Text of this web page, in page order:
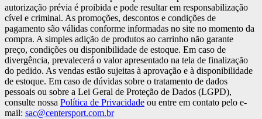
autorização prévia é proibida e pode resultar em responsabilização
cível e criminal. As promoções, descontos e condições de
pagamento são válidas conforme informadas no site no momento da
compra. A simples adição de produtos ao carrinho não garante
preço, condições ou disponibilidade de estoque. Em caso de
divergência, prevalecerá o valor apresentado na tela de finalização
do pedido. As vendas estão sujeitas à aprovação e à disponibilidade
de estoque. Em caso de dúvidas sobre o tratamento de dados
pessoais ou sobre a Lei Geral de Proteção de Dados (LGPD),
consulte nossa Política de Privacidade ou entre em contato pelo e-
mail: sac@centersport.com.br